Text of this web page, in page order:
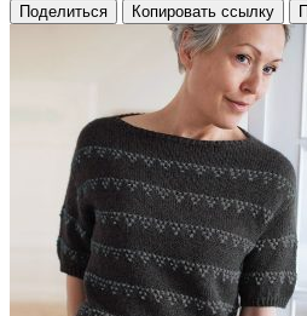
Поделиться Копировать ссылку